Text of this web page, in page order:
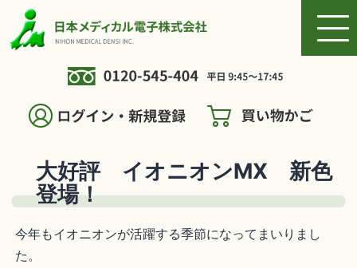
大好評 イオニオンMX 新色
登場！
今年もイオニオンが活躍する季節になってまいりまし
た。